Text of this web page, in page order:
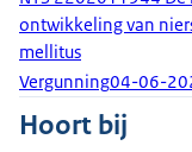
ontwikkeling van
mellitus
Vergunning04-06-
Hoort bij